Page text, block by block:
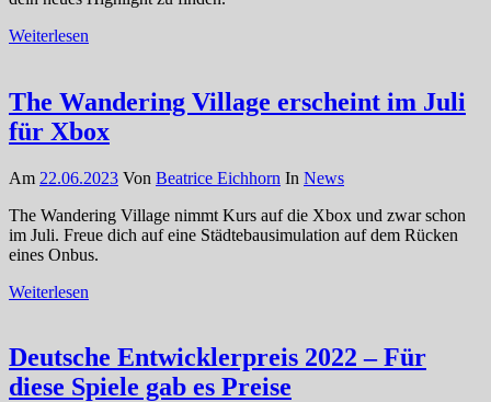
Weiterlesen
The Wandering Village erscheint im Juli
für Xbox
Am 22.06.2023 Von Beatrice Eichhorn In News
The Wandering Village nimmt Kurs auf die Xbox und zwar schon
im Juli. Freue dich auf eine Städtebausimulation auf dem Rücken
eines Onbus.
Weiterlesen
Deutsche Entwicklerpreis 2022 – Für
diese Spiele gab es Preise